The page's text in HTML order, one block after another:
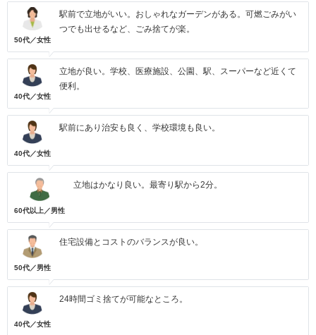
50代／女性
駅前で立地がいい。おしゃれなガーデンがある。可燃ごみがい
つでも出せるなど、ごみ捨てが楽。
40代／女性
立地が良い。学校、医療施設、公園、駅、スーパーなど近くて
便利。
40代／女性
駅前にあり治安も良く、学校環境も良い。
60代以上／男性
立地はかなり良い。最寄り駅から2分。
50代／男性
住宅設備とコストのバランスが良い。
40代／女性
24時間ゴミ捨てが可能なところ。